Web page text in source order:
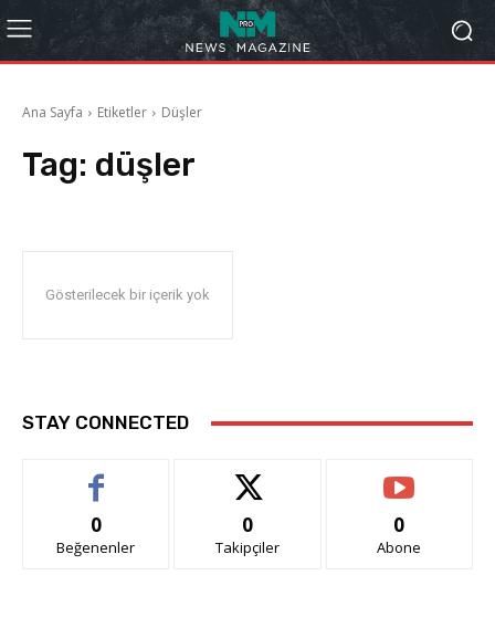
Ana Sayfa Etiketler Düşler
Tag: düşler
Gösterilecek bir içerik yok
STAY CONNECTED
0
Beğenenler
0
Takipçiler
0
Abone